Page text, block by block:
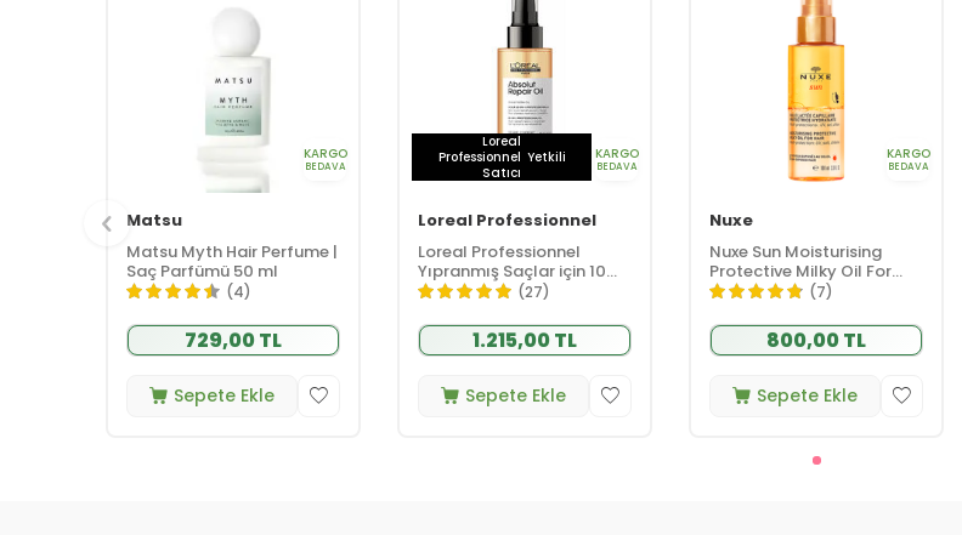
KARGO
BEDAVA
Matsu
Matsu Myth Hair Perfume |
Saç Parfümü 50 ml
(4)
729,00 TL
Sepete Ekle
Loreal
Professionnel Yetkili
Satıcı
KARGO
BEDAVA
Loreal Professionnel
Loreal Professionnel
Yıpranmış Saçlar için 10
Etkili Mucizevi Bakım Yağı
(27)
1.215,00 TL
Sepete Ekle
KARGO
BEDAVA
Nuxe
Nuxe Sun Moisturising
Protective Milky Oil For
Hair 100ml
(7)
800,00 TL
Sepete Ekle